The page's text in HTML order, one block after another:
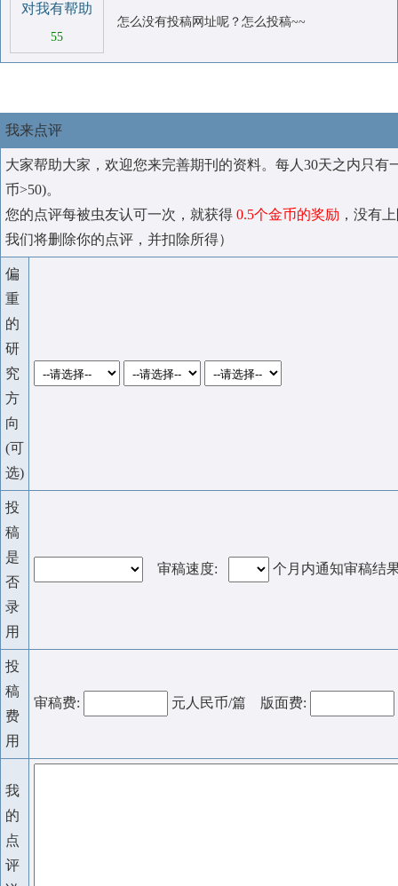
对我有帮助
55
怎么没有投稿网址呢？怎么投稿~~
我来点评
大家帮助大家，欢迎您来完善期刊的资料。每人30天之内只有
币>50)。
您的点评每被虫友认可一次，就获得 0.5个金币的奖励 ，没有
我们将删除你的点评，并扣除所得）
偏
重
的
研
究
方
向
(可
选)
投
稿
是
否
录
用
审稿速度: 个月内通知审稿结
投
稿
费
用
审稿费: 元人民币/篇 版面费:
我
的
点
评